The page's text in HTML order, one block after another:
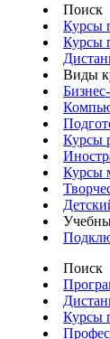
Поиск
Курсы
Курсы
Виды
Курсы
Курсы
Поиск
Курсы